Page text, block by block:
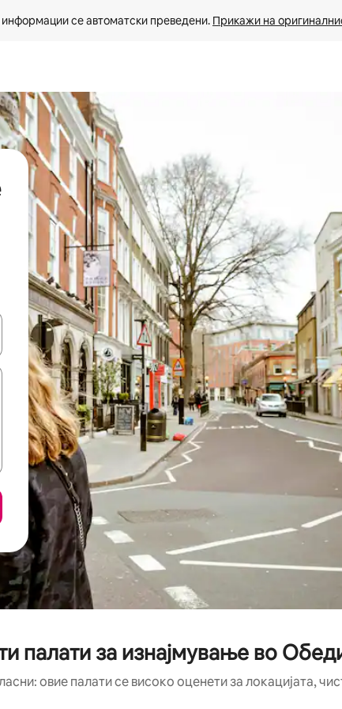
се автоматски преведени. Прикажи на
со стрелки нагоре и надолу или истражувајте со
палати за изнајмување во
овие палати се високо оценети за локацијата,